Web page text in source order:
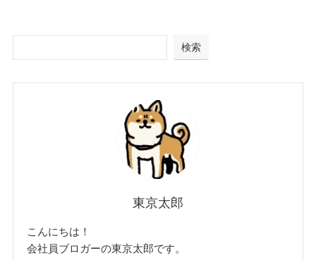
検索
東京太郎
こんにちは！
会社員ブロガーの東京太郎です。